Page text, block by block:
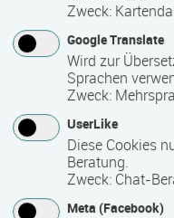
20
Teilnahmegebühr
0,00 €
Bitte kontaktieren Sie
detaillierte
Zweck:
Google Translate
Wird zur
Sprachen
Zweck:
UserLike
Diese Cookies
Beratung.
Zweck: Chat-
Meta (Facebook)